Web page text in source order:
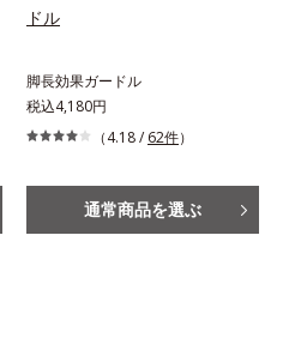
ドル
脚長効果ガードル
税込4,180円
（4.18 / 62件）
通常商品を選ぶ